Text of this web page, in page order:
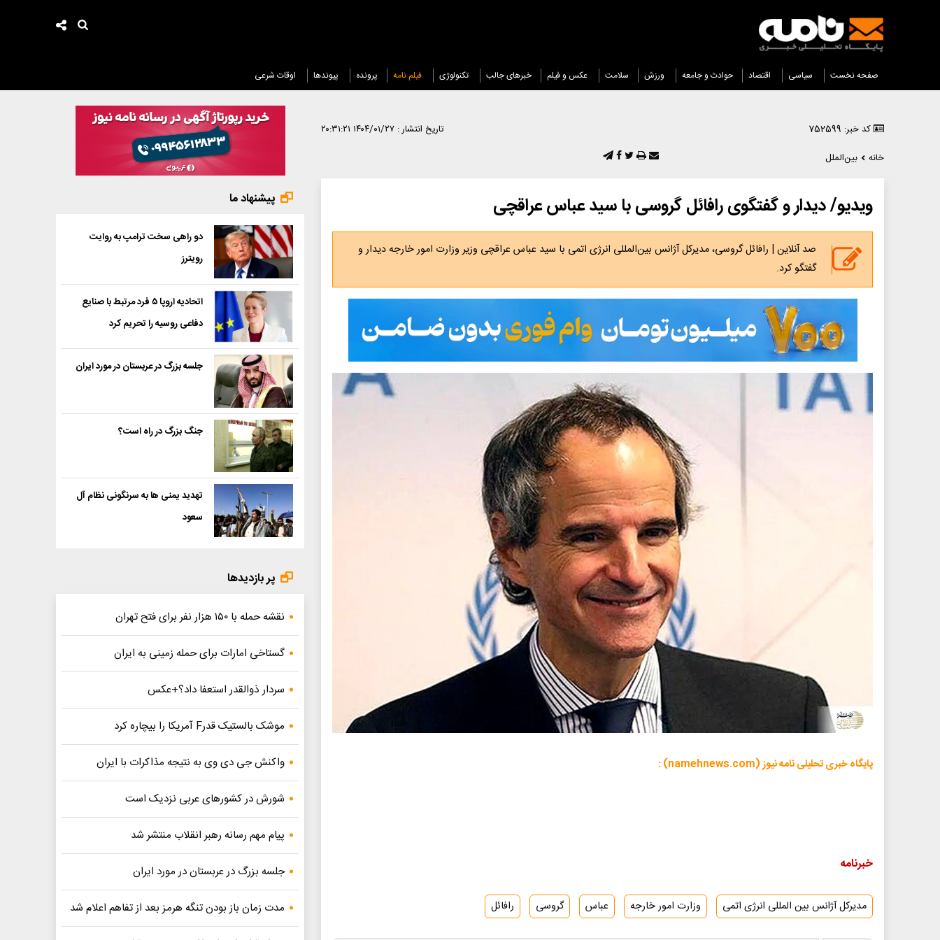
صفحه نخست سیاسی اقتصاد حوادث و جامعه ورزش سلامت عکس و فیلم خبرهای جالب تکنولوژی فیلم نامه پرونده پیوندها اوقات شرعی
کد خبر: 752599 تاریخ انتشار : ۱۴۰۴/۰۱/۲۷ ۲۰:۳۱:۲۱
خانه
بین‌الملل
ویدیو/ دیدار و گفتگوی رافائل گروسی با سید عباس عراقچی
صد آنلاین | رافائل گروسی، مدیرکل آژانس بین‌المللی انرژی اتمی با سید عباس عراقچی وزیر وزارت امور خارجه دیدار و
گفتگو کرد.
پایگاه خبری تحلیلی نامه نیوز (namehnews.com) :
خبرنامه
مدیرکل آژانس بین المللی انرژی اتمی وزارت امور خارجه عباس گروسی رافائل
پیشنهاد ما
دو راهی سخت ترامپ به روایت
رویترز
اتحادیه اروپا ۵ فرد مرتبط با صنایع
دفاعی روسیه را تحریم کرد
جلسه بزرگ در عربستان در مورد ایران
جنگ بزرگ در راه است؟
تهدید یمنی ها به سرنگونی نظام آل
سعود
پر بازدیدها
نقشه حمله با ۱۵۰ هزار نفر برای فتح تهران
گستاخی امارات برای حمله زمینی به ایران
سردار ذوالقدر استعفا داد؟+عکس
موشک بالستیک قدرF آمریکا را بیچاره کرد
واکنش جی دی وی به نتیجه مذاکرات با ایران
شورش در کشورهای عربی نزدیک است
پیام مهم رسانه رهبر انقلاب منتشر شد
جلسه بزرگ در عربستان در مورد ایران
مدت زمان باز بودن تنگه هرمز بعد از تفاهم اعلام شد